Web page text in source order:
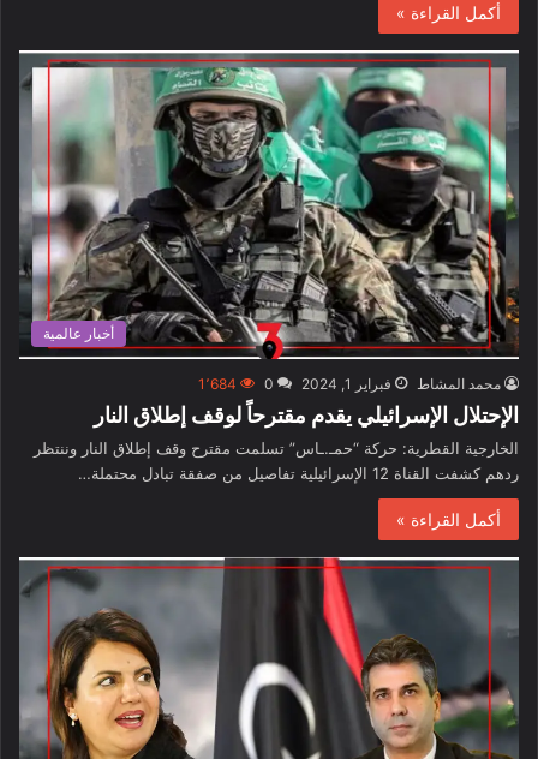
أكمل القراءة »
أخبار عالمية
محمد المشاط فبراير 1, 2024 0 1٬684
الإحتلال الإسرائيلي يقدم مقترحاً لوقف إطلاق النار
الخارجية القطرية: حركة “حمـ.ـاس” تسلمت مقترح وقف إطلاق النار وننتظر
ردهم كشفت القناة 12 الإسرائيلية تفاصيل من صفقة تبادل محتملة…
أكمل القراءة »